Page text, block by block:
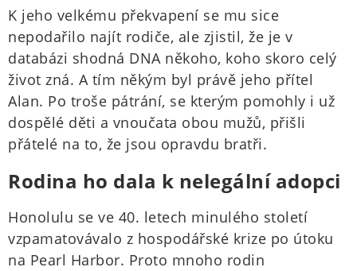
K jeho velkému překvapení se mu sice
nepodařilo najít rodiče, ale zjistil, že je v
databázi shodná DNA někoho, koho skoro celý
život zná. A tím někým byl právě jeho přítel
Alan. Po troše pátrání, se kterým pomohly i už
dospělé děti a vnoučata obou mužů, přišli
přátelé na to, že jsou opravdu bratři.
Rodina ho dala k nelegální adopci
Honolulu se ve 40. letech minulého století
vzpamatovávalo z hospodářské krize po útoku
na Pearl Harbor. Proto mnoho rodin